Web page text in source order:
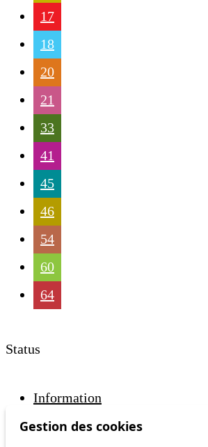
17
18
20
21
33
41
45
46
54
60
64
Status
Information
Disruption to come
Gestion des cookies